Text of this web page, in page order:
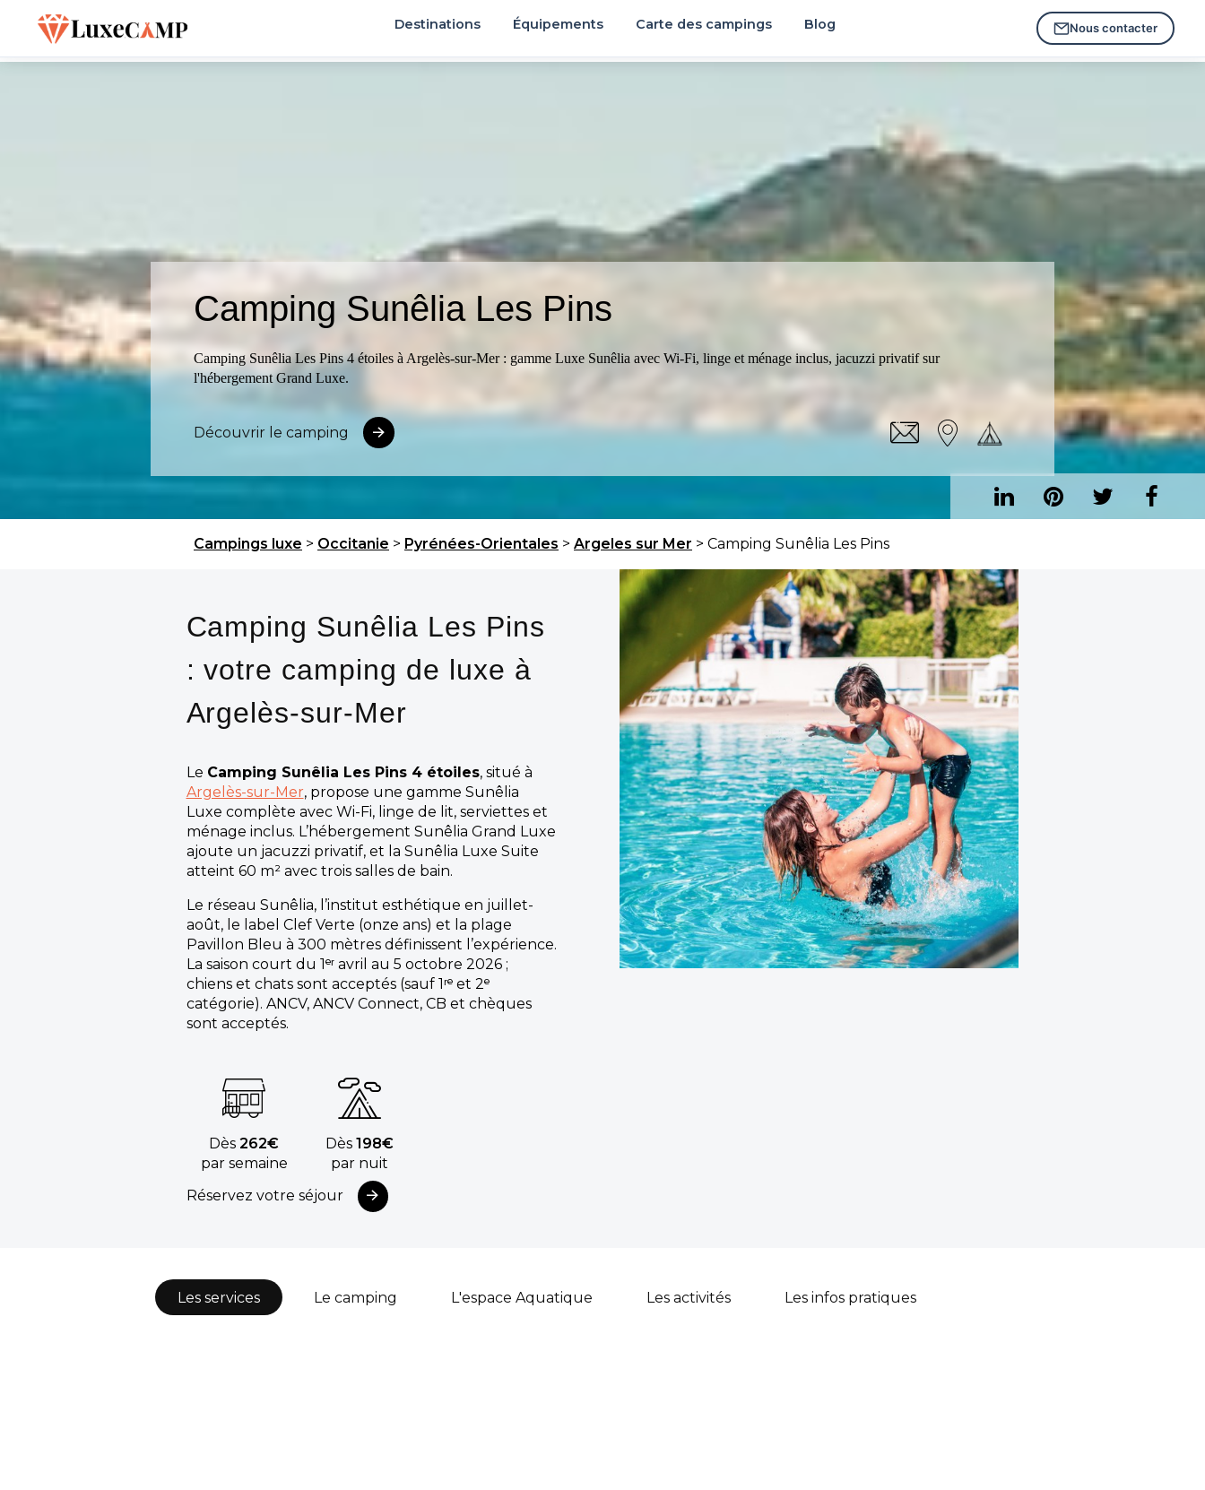
Destinations Équipements Carte des campings Blog Nous contacter
Camping Sunêlia Les Pins
Camping Sunêlia Les Pins 4 étoiles à Argelès-sur-Mer : gamme Luxe Sunêlia avec Wi-Fi, linge et ménage inclus, jacuzzi privatif sur
l'hébergement Grand Luxe.
Découvrir le camping
Campings luxe > Occitanie > Pyrénées-Orientales > Argeles sur Mer > Camping Sunêlia Les Pins
Camping Sunêlia Les Pins
: votre camping de luxe à
Argelès-sur-Mer
Le Camping Sunêlia Les Pins 4 étoiles, situé à
Argelès-sur-Mer, propose une gamme Sunêlia
Luxe complète avec Wi-Fi, linge de lit, serviettes et
ménage inclus. L’hébergement Sunêlia Grand Luxe
ajoute un jacuzzi privatif, et la Sunêlia Luxe Suite
atteint 60 m² avec trois salles de bain.
Le réseau Sunêlia, l’institut esthétique en juillet-
août, le label Clef Verte (onze ans) et la plage
Pavillon Bleu à 300 mètres définissent l’expérience.
La saison court du 1ᵉʳ avril au 5 octobre 2026 ;
chiens et chats sont acceptés (sauf 1ʳᵉ et 2ᵉ
catégorie). ANCV, ANCV Connect, CB et chèques
sont acceptés.
Dès262€
par semaine
Dès198€
par nuit
Réservez votre séjour
Les services Le camping L'espace Aquatique Les activités Les infos pratiques